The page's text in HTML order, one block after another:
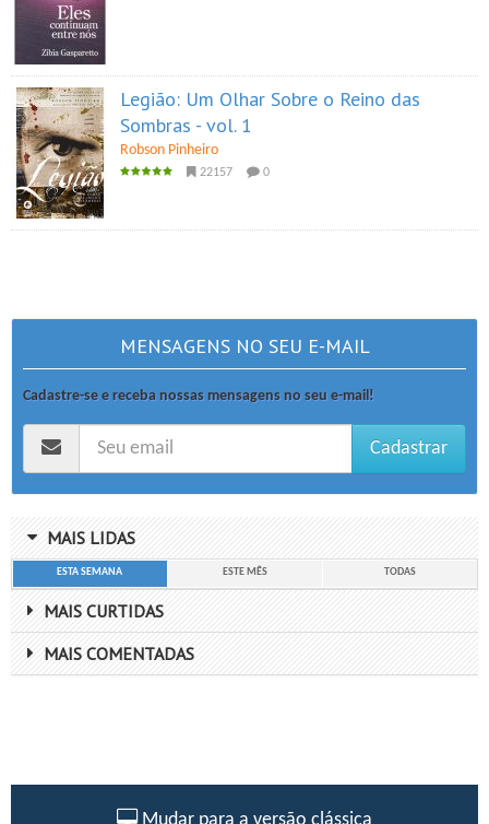
Legião: Um Olhar Sobre o Reino das
Sombras - vol. 1
Robson Pinheiro
22157 0
MENSAGENS NO SEU E-MAIL
Cadastre-se e receba nossas mensagens no seu e-mail!
Cadastrar
MAIS LIDAS
ESTA SEMANA ESTE MÊS TODAS
MAIS CURTIDAS
MAIS COMENTADAS